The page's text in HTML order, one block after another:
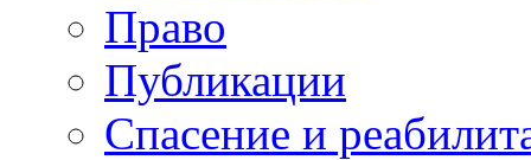
Право
Публикации
Спасение и